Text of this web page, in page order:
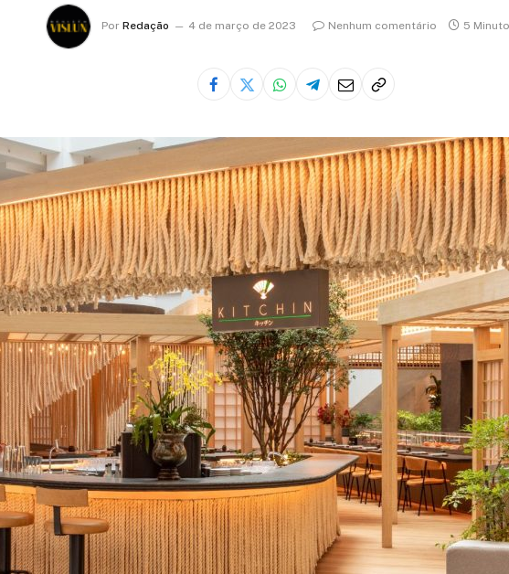
Por Redação 4 de março de 2023 Nenhum comentário 5